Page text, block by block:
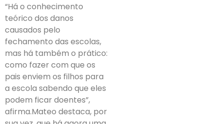
“Há o conhecimento
teórico dos danos
causados pelo
fechamento das escolas,
mas há também o prático:
como fazer com que os
pais enviem os filhos para
a escola sabendo que eles
podem ficar doentes”,
afirma.Mateo destaca, por